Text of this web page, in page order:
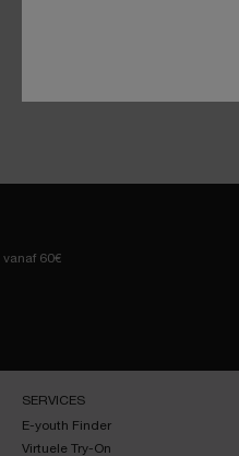
vanaf 60€
SERVICES
E-youth Finder
Virtuele Try-On